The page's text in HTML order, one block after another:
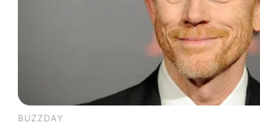
BUZZDAY